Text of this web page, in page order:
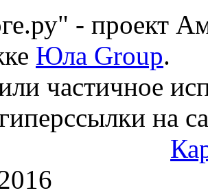
- проект
Юла Group.
частичное
на